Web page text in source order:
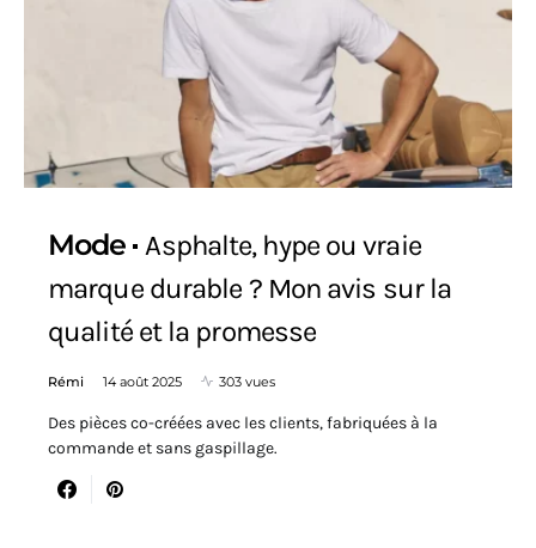
Mode
Asphalte, hype ou vraie
marque durable ? Mon avis sur la
qualité et la promesse
Rémi 14 août 2025 303 vues
Des pièces co-créées avec les clients, fabriquées à la
commande et sans gaspillage.